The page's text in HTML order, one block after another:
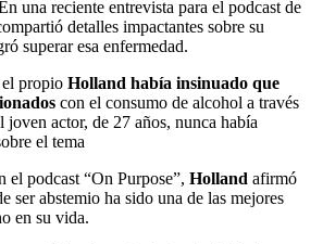
una reciente entrevista para el podcast de
detalles impactantes sobre su
superar esa enfermedad.
propio Holland había insinuado que
con el consumo de alcohol a través
joven actor, de 27 años, nunca había
el tema
el podcast “On Purpose”, Holland afirmó
ser abstemio ha sido una de las mejores
en su vida.